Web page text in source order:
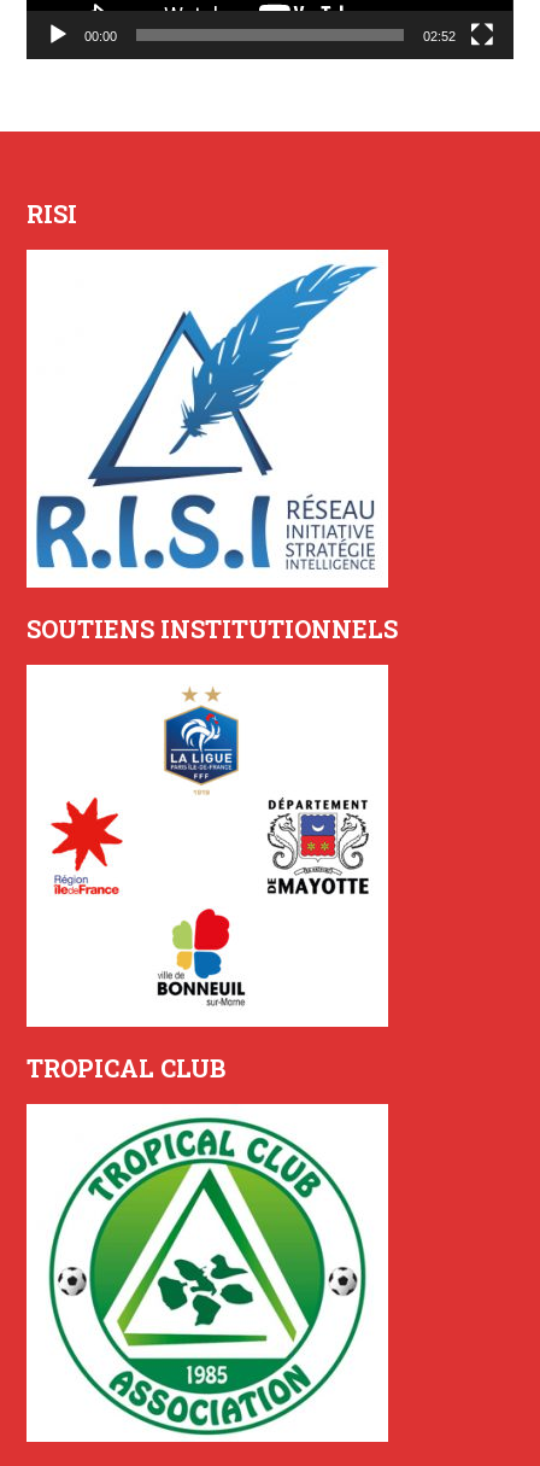
00:00 02:52
RISI
SOUTIENS INSTITUTIONNELS
TROPICAL CLUB